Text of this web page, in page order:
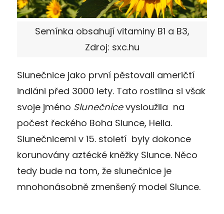
Semínka obsahují vitaminy B1 a B3,
Zdroj: sxc.hu
Slunečnice jako první pěstovali američtí
indiáni před 3000 lety. Tato rostlina si však
svoje jméno Slunečnicevysloužila na
počest řeckého Boha Slunce, Helia.
Slunečnicemi v 15. století byly dokonce
korunovány aztécké kněžky Slunce. Něco
tedy bude na tom, že slunečnice je
mnohonásobně zmenšený model Slunce.